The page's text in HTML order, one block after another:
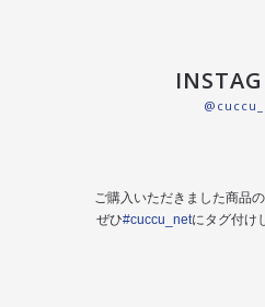
ご購入いただきました商品
ぜひ#cuccu_netにタグ付け